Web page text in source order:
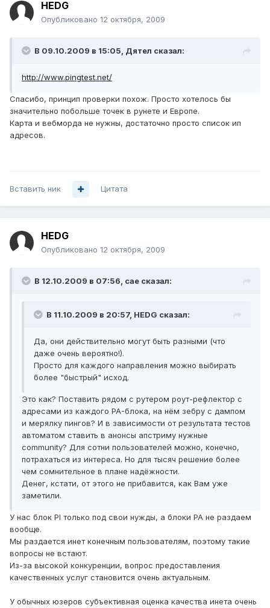
HEDG
Опубликовано 12 октября, 2009
В 09.10.2009 в 15:05, Дятел сказал:
http://www.pingtest.net/
Спасибо, принцип проверки похож. Просто хотелось бы
значительно побольше точек в рунете и Европе.
Карта и вебморда не нужны, достаточно просто список ип
адресов.
Вставить ник Цитата
HEDG
Опубликовано 12 октября, 2009
В 12.10.2009 в 07:56, cae сказал:
В 11.10.2009 в 20:57, HEDG сказал:
Да, они действительно могут быть разными (что
даже очень вероятно!).
Просто для каждого направления можно выбирать
более "быстрый" исход.
Это как? Поставить рядом с рутером роут-рефлектор с
адресами из каждого PA-блока, на нём зебру с дампом
и мерялку пингов? И в зависимости от результата тестов
автоматом ставить в анонсы апстриму нужные
community? Для сотни пользователей можно, конечно,
потрахаться из интереса. Но для тысяч решение более
чем сомнительное в плане надёжности.
Денег, кстати, от этого не прибавится, как Вам уже
заметили.
У нас блок PI только под свои нужды, а блоки PA не раздаем
вообще.
Мы раздается инет конечным пользователям, поэтому такие
вопросы не встают.
Из-за высокой конкуренции, вопрос предоставления
качественных услуг становится очень актуальным.
У обычных юзеров субъективная оценка качества инета очень